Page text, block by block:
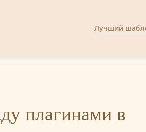
Лучший
плагинами в